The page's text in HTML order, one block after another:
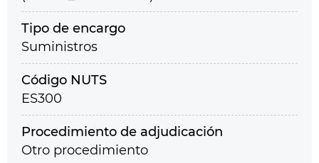
Tipo de encargo
Suministros
Código NUTS
ES300
Procedimiento de adjudicación
Otro procedimiento